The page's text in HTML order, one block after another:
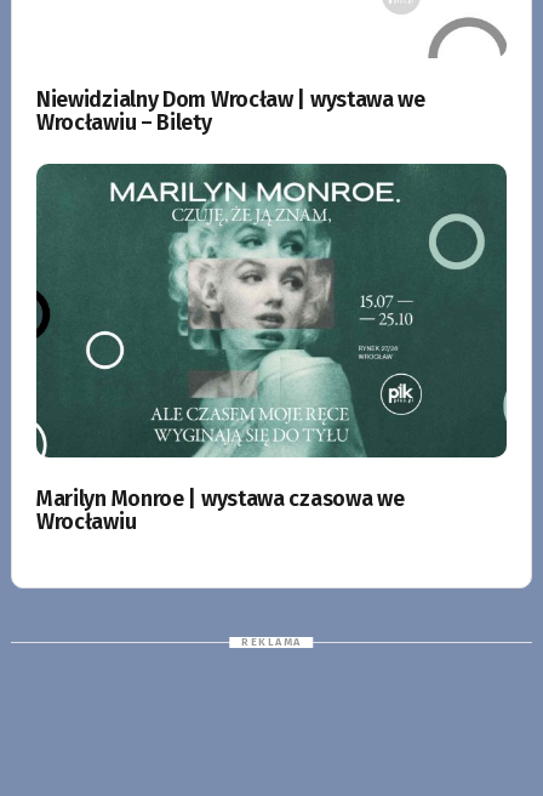
Niewidzialny Dom Wrocław | wystawa we
Wrocławiu – Bilety
Marilyn Monroe | wystawa czasowa we
Wrocławiu